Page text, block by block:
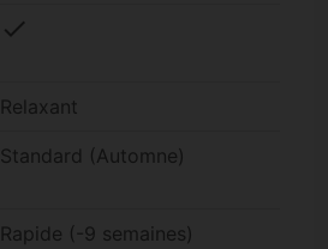
check
Relaxant
Standard (Automne)
Rapide (-9 semaines)